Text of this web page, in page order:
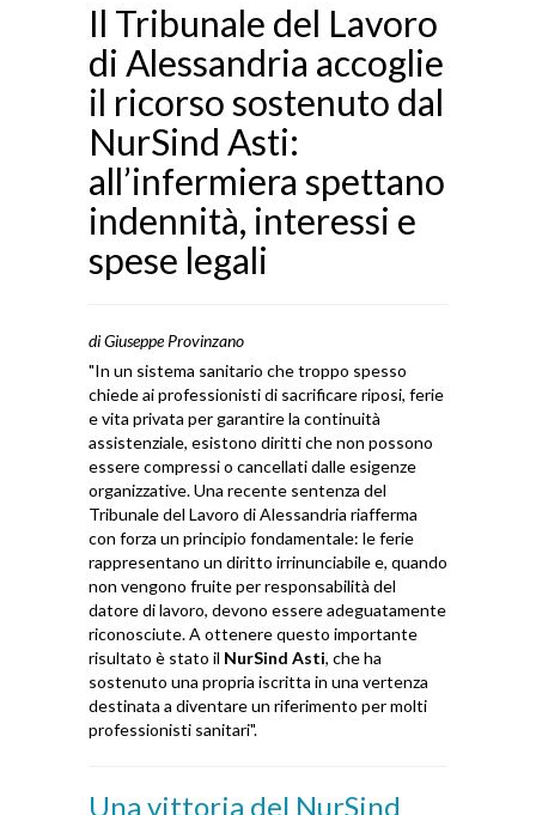
Il Tribunale del Lavoro
di Alessandria accoglie
il ricorso sostenuto dal
NurSind Asti:
all’infermiera spettano
indennità, interessi e
spese legali
di Giuseppe Provinzano
"In un sistema sanitario che troppo spesso
chiede ai professionisti di sacrificare riposi, ferie
e vita privata per garantire la continuità
assistenziale, esistono diritti che non possono
essere compressi o cancellati dalle esigenze
organizzative. Una recente sentenza del
Tribunale del Lavoro di Alessandria riafferma
con forza un principio fondamentale: le ferie
rappresentano un diritto irrinunciabile e, quando
non vengono fruite per responsabilità del
datore di lavoro, devono essere adeguatamente
riconosciute. A ottenere questo importante
risultato è stato il NurSind Asti, che ha
sostenuto una propria iscritta in una vertenza
destinata a diventare un riferimento per molti
professionisti sanitari".
Una vittoria del NurSind